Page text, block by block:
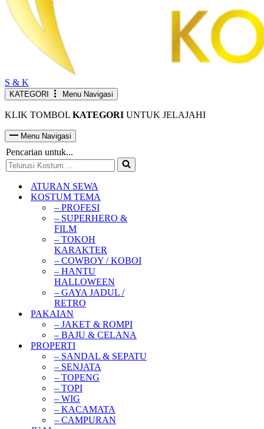
S & K
KATEGORI Menu Navigasi
KLIK TOMBOL KATEGORI UNTUK JELAJAHI
Menu Navigasi
Pencarian untuk...
ATURAN SEWA
KOSTUM TEMA
– PROFESI
– SUPERHERO &
FILM
– TOKOH
KARAKTER
– COWBOY / KOBOI
– HANTU
HALLOWEEN
– GAYA JADUL /
RETRO
PAKAIAN
– JAKET & ROMPI
– BAJU & CELANA
PROPERTI
– SANDAL & SEPATU
– SENJATA
– TOPENG
– TOPI
– WIG
– KACAMATA
– CAMPURAN